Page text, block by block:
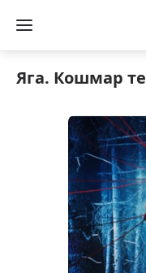
Яга. Кошмар